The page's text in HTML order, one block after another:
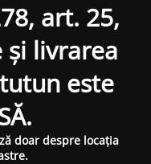
art. 25,
livrarea
este
doar despre locația